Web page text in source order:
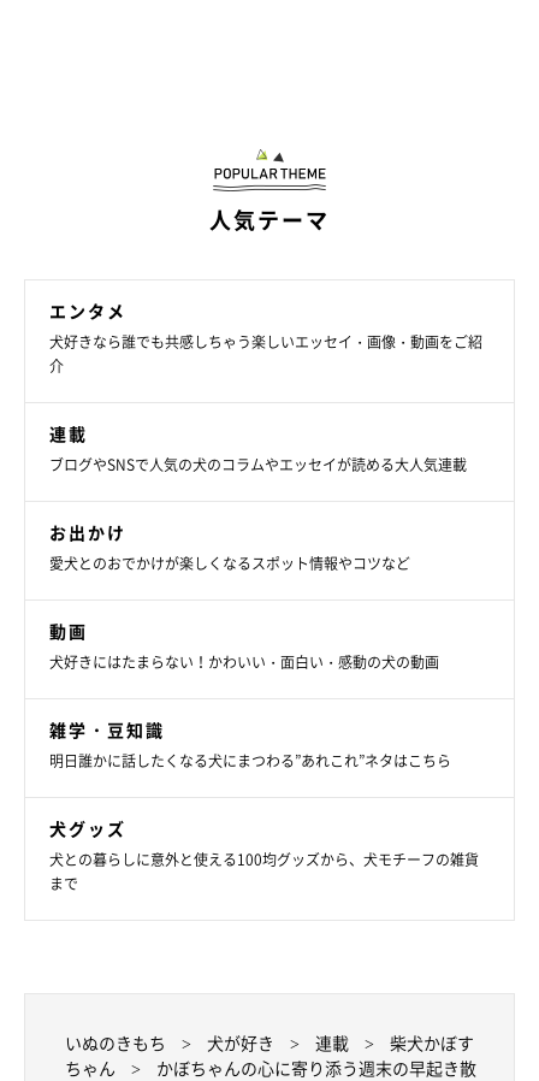
１８キロもある体で
リードをグイグイ引っ張るから、
綱引きみたいなお散歩だったなぁ。
人気テーマ
エンタメ
犬好きなら誰でも共感しちゃう楽しいエッセイ・画像・動画をご紹
介
連載
ブログやSNSで人気の犬のコラムやエッセイが読める大人気連載
お出かけ
愛犬とのおでかけが楽しくなるスポット情報やコツなど
動画
犬好きにはたまらない！かわいい・面白い・感動の犬の動画
雑学・豆知識
明日誰かに話したくなる犬にまつわる”あれこれ”ネタはこちら
犬グッズ
犬との暮らしに意外と使える100均グッズから、犬モチーフの雑貨
まで
いぬのきもち 犬が好き 連載
柴犬かぼす
ちゃん
かぼちゃんの心に寄り添う週末の早起き散